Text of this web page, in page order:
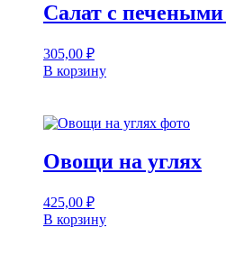
Салат с
305,00 ₽
В корзину
Овощи на углях
425,00 ₽
В корзину